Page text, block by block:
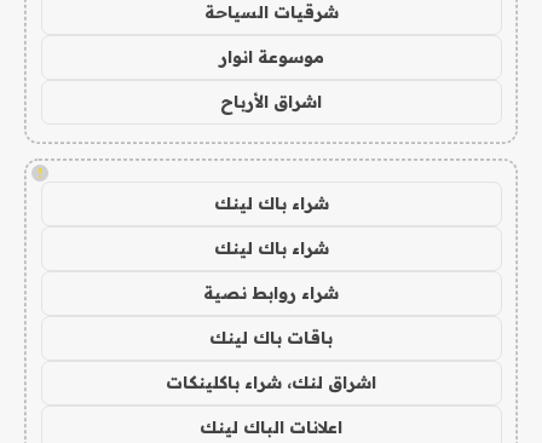
شرقيات السياحة
موسوعة انوار
اشراق الأرباح
!
شراء باك لينك
شراء باك لينك
شراء روابط نصية
باقات باك لينك
اشراق لنك، شراء باكلينكات
اعلانات الباك لينك